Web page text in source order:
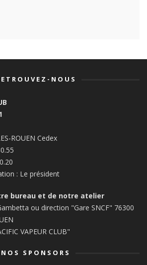
NOUS
ROUEN Cedex
: Le président
bureau et de notre atelier
ou direction "Gare SNCF" 76300
VAPEUR CLUB"
NOS SPONSORS